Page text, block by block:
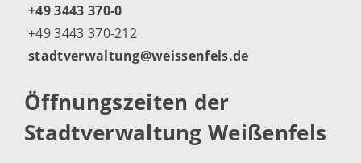
+49 3443 370-0
+49 3443 370-212
stadtverwaltung@weissenfels.de
Öffnungszeiten der
Stadtverwaltung Weißenfels